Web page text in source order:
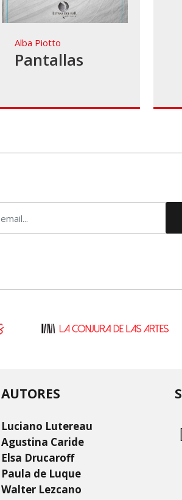
Alba Piotto
Pantallas
AUTORES
Luciano Lutereau
Agustina Caride
Elsa Drucaroff
Paula de Luque
Walter Lezcano